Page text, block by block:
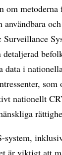
om
användbara
detaljerad
data i
nationellt
är viktigt att